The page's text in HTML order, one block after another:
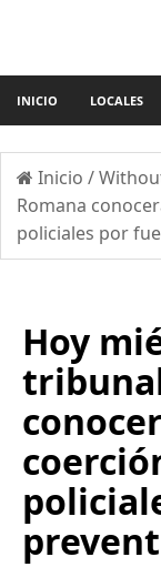
INICIO LOCALES
Inicio /
Romana
policiales por
Hoy